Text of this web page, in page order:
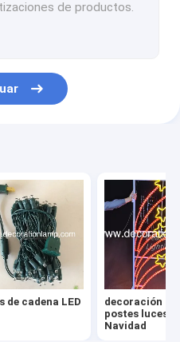
LED
de cadena LED
decoración de
postes luces
Navidad